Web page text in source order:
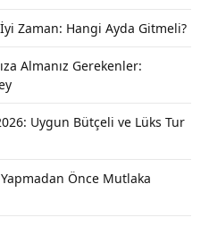
Zaman: Hangi Ayda Gitmeli?
Almanız Gerekenler:
Uygun Bütçeli ve Lüks Tur
Önce Mutlaka